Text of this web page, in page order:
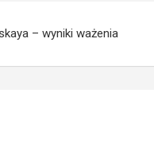
– wyniki ważenia